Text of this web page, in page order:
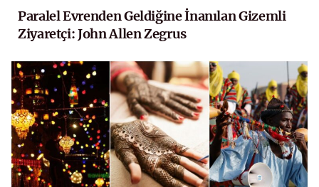
Paralel Evrenden Geldiğine İnanılan Gizemli
Ziyaretçi: John Allen Zegrus